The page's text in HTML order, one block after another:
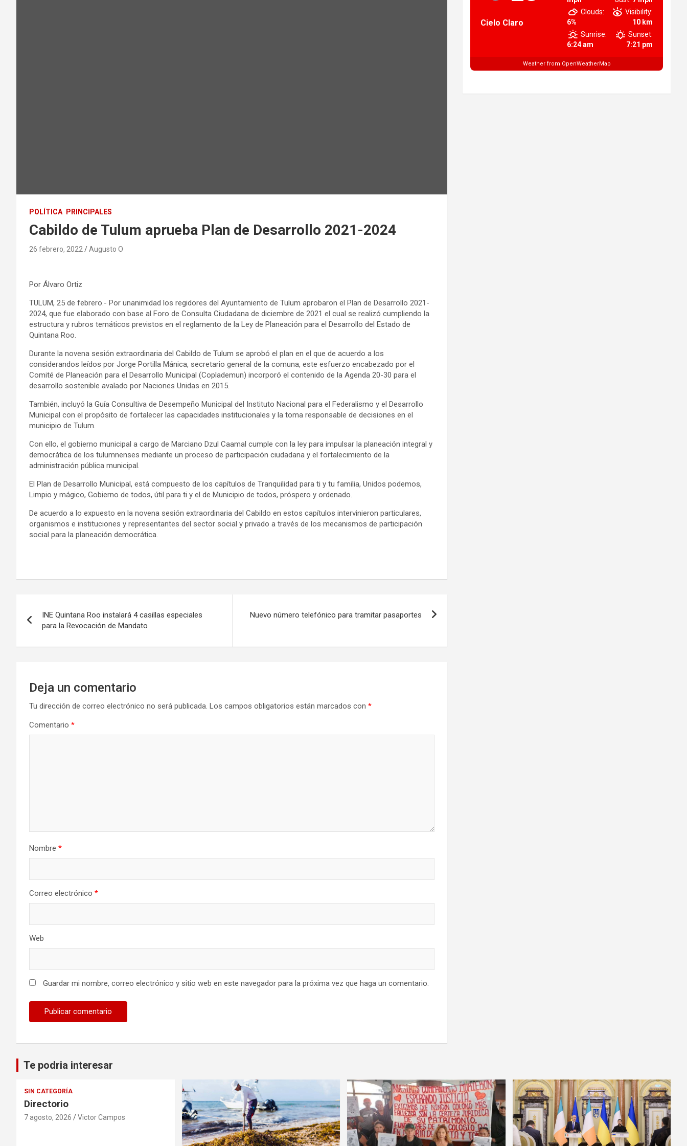
POLÍTICA PRINCIPALES
Cabildo de Tulum aprueba Plan de Desarrollo 2021-2024
26 febrero, 2022 Augusto O
Por Álvaro Ortiz
TULUM, 25 de febrero.- Por unanimidad los regidores del Ayuntamiento de Tulum aprobaron el Plan de Desarrollo 2021-
2024, que fue elaborado con base al Foro de Consulta Ciudadana de diciembre de 2021 el cual se realizó cumpliendo la
estructura y rubros temáticos previstos en el reglamento de la Ley de Planeación para el Desarrollo del Estado de
Quintana Roo.
Durante la novena sesión extraordinaria del Cabildo de Tulum se aprobó el plan en el que de acuerdo a los
considerandos leídos por Jorge Portilla Mánica, secretario general de la comuna, este esfuerzo encabezado por el
Comité de Planeación para el Desarrollo Municipal (Coplademun) incorporó el contenido de la Agenda 20-30 para el
desarrollo sostenible avalado por Naciones Unidas en 2015.
También, incluyó la Guía Consultiva de Desempeño Municipal del Instituto Nacional para el Federalismo y el Desarrollo
Municipal con el propósito de fortalecer las capacidades institucionales y la toma responsable de decisiones en el
municipio de Tulum.
Con ello, el gobierno municipal a cargo de Marciano Dzul Caamal cumple con la ley para impulsar la planeación integral y
democrática de los tulumnenses mediante un proceso de participación ciudadana y el fortalecimiento de la
administración pública municipal.
El Plan de Desarrollo Municipal, está compuesto de los capítulos de Tranquilidad para ti y tu familia, Unidos podemos,
Limpio y mágico, Gobierno de todos, útil para ti y el de Municipio de todos, próspero y ordenado.
De acuerdo a lo expuesto en la novena sesión extraordinaria del Cabildo en estos capítulos intervinieron particulares,
organismos e instituciones y representantes del sector social y privado a través de los mecanismos de participación
social para la planeación democrática.
de
entradas
INE Quintana Roo instalará 4 casillas especiales
para la Revocación de Mandato
Nuevo número telefónico para tramitar pasaportes
Deja un comentario
Tu dirección de correo electrónico no será publicada. Los campos obligatorios están marcados con *
Comentario *
Nombre *
Correo electrónico *
Web
Guardar mi nombre, correo electrónico y sitio web en este navegador para la próxima vez que haga un comentario.
Cielo Claro
Clouds:
6%
Visibility:
10 km
Sunrise:
6:24 am
Sunset:
7:21 pm
Weather from OpenWeatherMap
Te podria interesar
SIN CATEGORÍA
Directorio
7 agosto, 2026 Victor Campos